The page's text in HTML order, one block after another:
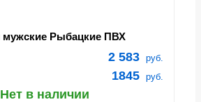
мужские Рыбацкие ПВХ
2 583 руб.
1845 руб.
Нет в наличии